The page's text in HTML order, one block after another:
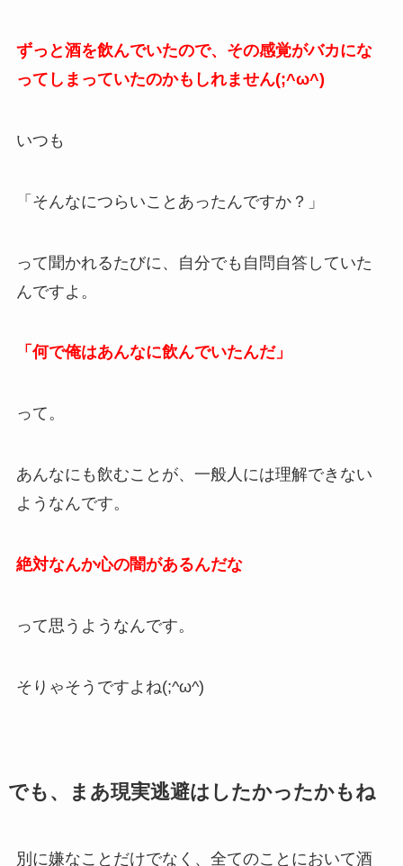
ずっと酒を飲んでいたので、その感覚がバカにな
ってしまっていたのかもしれません(;^ω^)
いつも
「そんなにつらいことあったんですか？」
って聞かれるたびに、自分でも自問自答していた
んですよ。
「何で俺はあんなに飲んでいたんだ」
って。
あんなにも飲むことが、一般人には理解できない
ようなんです。
絶対なんか心の闇があるんだな
って思うようなんです。
そりゃそうですよね(;^ω^)
でも、まあ現実逃避はしたかったかもね
別に嫌なことだけでなく、全てのことにおいて酒